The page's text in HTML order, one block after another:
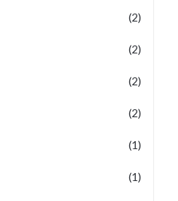
(2)
(2)
(2)
(2)
(1)
(1)